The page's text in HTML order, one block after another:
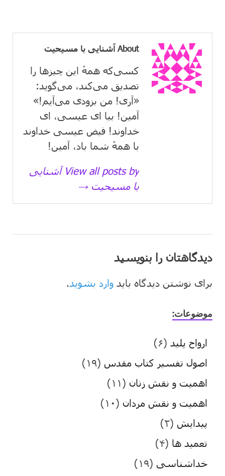
About آشنایی با مسیحیت
کسی‌که همهٔ این چیزها را
تصدیق می‌كند، می‌گوید:
«آری! من بزودی می‌آیم!»
آمین! بیا ای عیسی، ای
خداوند! فیض عیسی خداوند
با همهٔ شما باد، آمین!
View all posts by آشنایی
با مسیحیت →
دیدگاهتان را بنویسید
برای نوشتن دیدگاه باید وارد بشوید .
موضوعات:
ارواح پلید (۶)
اصول تفسیر کتاب مقدس (۱۹)
اهمیت و نقش زنان (۱۱)
اهمیت و نقش مردان (۱۰)
پیدایش (۲)
تعمید ها (۴)
خداشناسی (۱۹)